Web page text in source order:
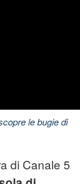
le bugie di
di Canale 5